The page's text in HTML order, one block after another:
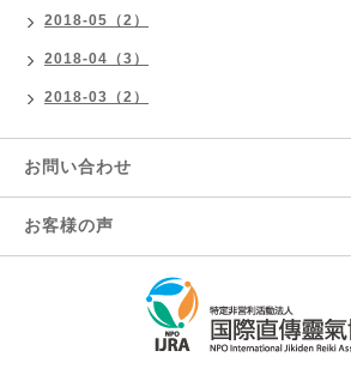
2018-05（2）
2018-04（3）
2018-03（2）
お問い合わせ
お客様の声